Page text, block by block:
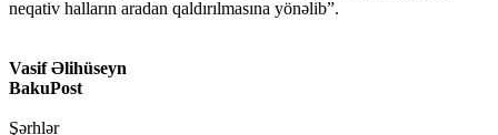
neqativ halların aradan qaldırılmasına yönəlib”.
Vasif Əlihüseyn
BakuPost
Şərhlər